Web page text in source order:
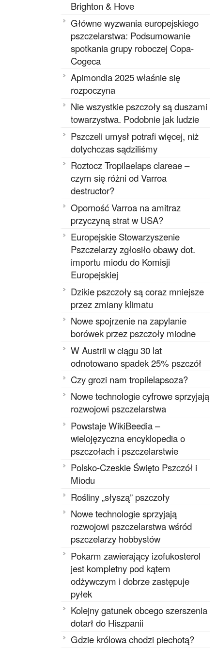
Brighton & Hove
Główne wyzwania europejskiego
pszczelarstwa: Podsumowanie
spotkania grupy roboczej Copa-
Cogeca
Apimondia 2025 właśnie się
rozpoczyna
Nie wszystkie pszczoły są duszami
towarzystwa. Podobnie jak ludzie
Pszczeli umysł potrafi więcej, niż
dotychczas sądziliśmy
Roztocz Tropilaelaps clareae –
czym się różni od Varroa
destructor?
Oporność Varroa na amitraz
przyczyną strat w USA?
Europejskie Stowarzyszenie
Pszczelarzy zgłosiło obawy dot.
importu miodu do Komisji
Europejskiej
Dzikie pszczoły są coraz mniejsze
przez zmiany klimatu
Nowe spojrzenie na zapylanie
borówek przez pszczoły miodne
W Austrii w ciągu 30 lat
odnotowano spadek 25% pszczół
Czy grozi nam tropilelapsoza?
Nowe technologie cyfrowe sprzyjają
rozwojowi pszczelarstwa
Powstaje WikiBeedia –
wielojęzyczna encyklopedia o
pszczołach i pszczelarstwie
Polsko-Czeskie Święto Pszczół i
Miodu
Rośliny „słyszą” pszczoły
Nowe technologie sprzyjają
rozwojowi pszczelarstwa wśród
pszczelarzy hobbystów
Pokarm zawierający izofukosterol
jest kompletny pod kątem
odżywczym i dobrze zastępuje
pyłek
Kolejny gatunek obcego szerszenia
dotarł do Hiszpanii
Gdzie królowa chodzi piechotą?